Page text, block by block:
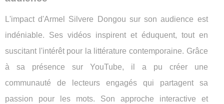
L'impact d'Armel Silvere Dongou sur son audience est
indéniable. Ses vidéos inspirent et éduquent, tout en
suscitant l'intérêt pour la littérature contemporaine. Grâce
à sa présence sur YouTube, il a pu créer une
communauté de lecteurs engagés qui partagent sa
passion pour les mots. Son approche interactive et